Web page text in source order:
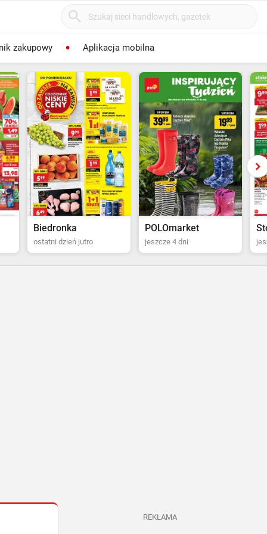
zakupowy Aplikacja mobilna
POLOmarket
jeszcze 4 dni jeszcze 5 dni za
REKLAMA